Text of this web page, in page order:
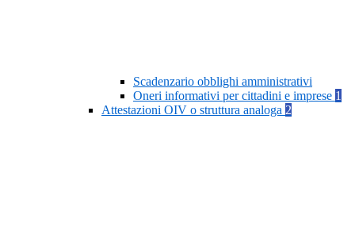
Scadenzario obblighi amministrativi
Oneri informativi per cittadini e imprese 1
Attestazioni OIV o struttura analoga 2